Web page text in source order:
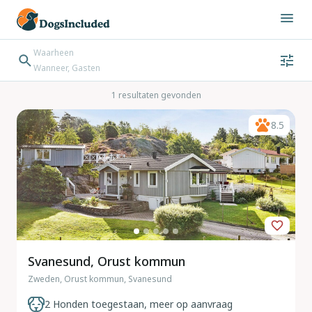
Waarheen
Wanneer, Gasten
Bestemming zoeken
Inchecken → Uitchecken1 resultaten gevonden
8.5
Svanesund, Orust kommun
Zweden, Orust kommun, Svanesund
2 Honden toegestaan, meer op aanvraag